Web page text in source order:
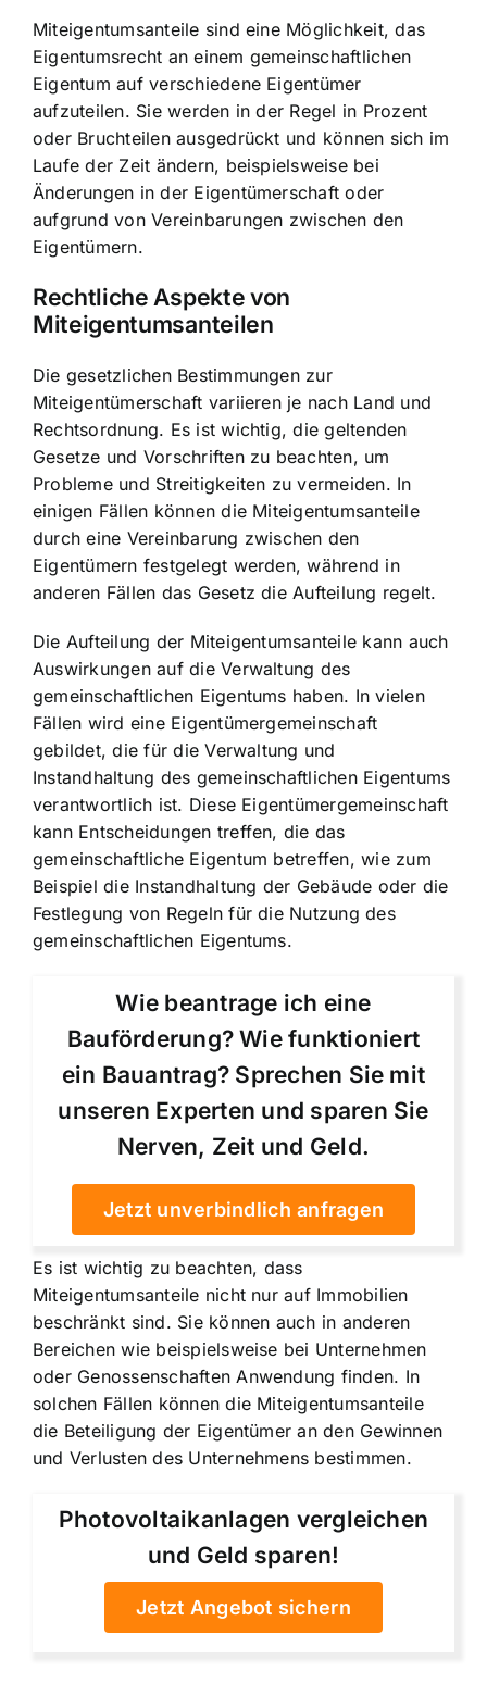
Miteigentumsanteile sind eine Möglichkeit, das
Eigentumsrecht an einem gemeinschaftlichen
Eigentum auf verschiedene Eigentümer
aufzuteilen. Sie werden in der Regel in Prozent
oder Bruchteilen ausgedrückt und können sich im
Laufe der Zeit ändern, beispielsweise bei
Änderungen in der Eigentümerschaft oder
aufgrund von Vereinbarungen zwischen den
Eigentümern.
Rechtliche Aspekte von
Miteigentumsanteilen
Die gesetzlichen Bestimmungen zur
Miteigentümerschaft variieren je nach Land und
Rechtsordnung. Es ist wichtig, die geltenden
Gesetze und Vorschriften zu beachten, um
Probleme und Streitigkeiten zu vermeiden. In
einigen Fällen können die Miteigentumsanteile
durch eine Vereinbarung zwischen den
Eigentümern festgelegt werden, während in
anderen Fällen das Gesetz die Aufteilung regelt.
Die Aufteilung der Miteigentumsanteile kann auch
Auswirkungen auf die Verwaltung des
gemeinschaftlichen Eigentums haben. In vielen
Fällen wird eine Eigentümergemeinschaft
gebildet, die für die Verwaltung und
Instandhaltung des gemeinschaftlichen Eigentums
verantwortlich ist. Diese Eigentümergemeinschaft
kann Entscheidungen treffen, die das
gemeinschaftliche Eigentum betreffen, wie zum
Beispiel die Instandhaltung der Gebäude oder die
Festlegung von Regeln für die Nutzung des
gemeinschaftlichen Eigentums.
Wie beantrage ich eine
Bauförderung? Wie funktioniert
ein Bauantrag? Sprechen Sie mit
unseren Experten und sparen Sie
Nerven, Zeit und Geld.
Jetzt unverbindlich anfragen
Es ist wichtig zu beachten, dass
Miteigentumsanteile nicht nur auf Immobilien
beschränkt sind. Sie können auch in anderen
Bereichen wie beispielsweise bei Unternehmen
oder Genossenschaften Anwendung finden. In
solchen Fällen können die Miteigentumsanteile
die Beteiligung der Eigentümer an den Gewinnen
und Verlusten des Unternehmens bestimmen.
Photovoltaikanlagen vergleichen
und Geld sparen!
Jetzt Angebot sichern